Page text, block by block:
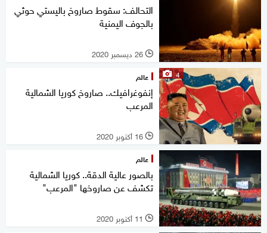
التحالف: سقوط صاروخ باليستي حوثي
بالجوف اليمنية
l 26 ديسمبر 2020
4 عالم
إنفوغرافيك.. صاروخ كوريا الشمالية
المرعب
l 16 أكتوبر 2020
عالم
بالصور عالية الدقة.. كوريا الشمالية
تكشف عن صاروخها "المرعب"
l 11 أكتوبر 2020